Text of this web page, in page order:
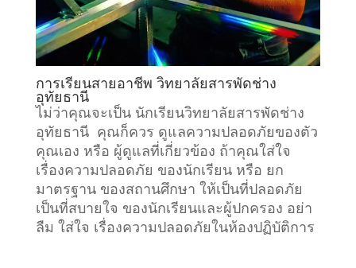
การเรียนสายอาชีพ วิทยาลัยสารพัดช่าง
อุทัยธานี
ไม่ว่าคุณจะเป็น นักเรียนวิทยาลัยสารพัดช่าง
อุทัยธานี คุณก็ควร ดูแลความปลอดภัยของตัว
คุณเอง หรือ ผู้ดูแลที่เกี่ยวข้อง ถ้าคุณใส่ใจ
เรื่องความปลอดภัย ของนักเรียน หรือ ยก
มาตรฐาน ของสถานศึกษา ให้เป็นที่ปลอดภัย
เป็นที่สบายใจ ของนักเรียนและผู้ปกครอง อย่า
ลืม ใส่ใจ เรื่องความปลอดภัยในห้องปฏิบัติการ